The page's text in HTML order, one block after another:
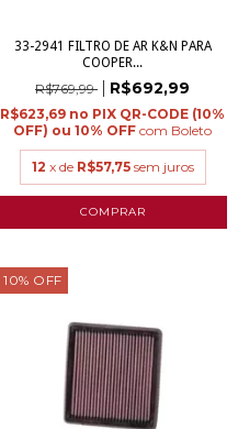
33-2941 FILTRO DE AR K&N PARA
COOPER...
R$769,99 R$692,99
R$623,69
com Boleto
12 x de R$57,75 sem juros
10% OFF